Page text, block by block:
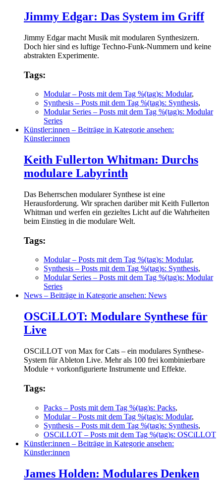
Jimmy Edgar: Das System im Griff
Jimmy Edgar macht Musik mit modularen Synthesizern.
Doch hier sind es luftige Techno-Funk-Nummern und keine
abstrakten Experimente.
Tags:
Modular– Posts mit dem Tag %(tag)s: Modular,
Synthesis – Posts mit dem Tag %(tag)s: Synthesis,
Modular Series – Posts mit dem Tag %(tag)s: Modular
Series
Künstler:innen – Beiträge in Kategorie ansehen:
Künstler:innen
Keith Fullerton Whitman: Durchs
modulare Labyrinth
Das Beherrschen modularer Synthese ist eine
Herausforderung. Wir sprachen darüber mit Keith Fullerton
Whitman und werfen ein gezieltes Licht auf die Wahrheiten
beim Einstieg in die modulare Welt.
Tags:
Modular– Posts mit dem Tag %(tag)s: Modular,
Synthesis – Posts mit dem Tag %(tag)s: Synthesis,
Modular Series – Posts mit dem Tag %(tag)s: Modular
Series
News – Beiträge in Kategorie ansehen: News
OSCiLLOT: Modulare Synthese für
Live
OSCiLLOT von Max for Cats – ein modulares Synthese-
System für Ableton Live. Mehr als 100 frei kombinierbare
Module + vorkonfigurierte Instrumente und Effekte.
Tags:
Packs – Posts mit dem Tag %(tag)s: Packs,
Modular– Posts mit dem Tag %(tag)s: Modular,
Synthesis – Posts mit dem Tag %(tag)s: Synthesis,
OSCiLLOT – Posts mit dem Tag %(tag)s: OSCiLLOT
Künstler:innen – Beiträge in Kategorie ansehen:
Künstler:innen
James Holden: Modulares Denken